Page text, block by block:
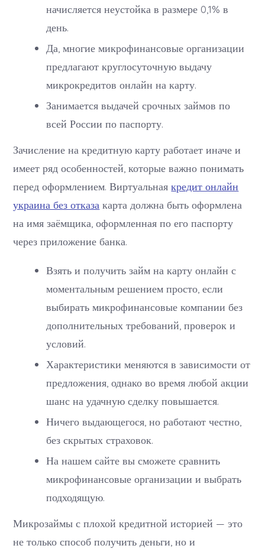
начисляется неустойка в размере 0,1% в
день.
Да, многие микрофинансовые организации
предлагают круглосуточную выдачу
микрокредитов онлайн на карту.
Занимается выдачей срочных займов по
всей России по паспорту.
Зачисление на кредитную карту работает иначе и
имеет ряд особенностей, которые важно понимать
перед оформлением. Виртуальнаякредит онлайн
украина без отказа карта должна быть оформлена
на имя заёмщика, оформленная по его паспорту
через приложение банка.
Взять и получить займ на карту онлайн с
моментальным решением просто, если
выбирать микрофинансовые компании без
дополнительных требований, проверок и
условий.
Характеристики меняются в зависимости от
предложения, однако во время любой акции
шанс на удачную сделку повышается.
Ничего выдающегося, но работают честно,
без скрытых страховок.
На нашем сайте вы сможете сравнить
микрофинансовые организации и выбрать
подходящую.
Микрозаймы с плохой кредитной историей — это
не только способ получить деньги, но и